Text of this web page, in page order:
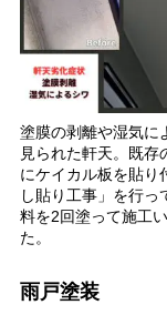
塗膜の剥離や湿気に
見られた軒天。既存
にケイカル板を貼り
し貼り工事」を行っ
料を2回塗って施工
た。
雨戸塗装